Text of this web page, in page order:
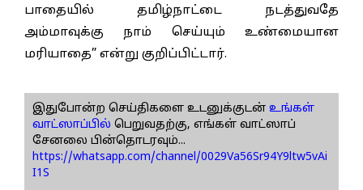
பாதையில் தமிழ்நாட்டை நடத்துவதே
அம்மாவுக்கு நாம் செய்யும் உண்மையான
மரியாதை” என்று குறிப்பிட்டார்.
இதுபோன்ற செய்திகளை உடனுக்குடன் உங்கள்
வாட்ஸாப்பில் பெறுவதற்கு, எங்கள் வாட்ஸாப்
சேனலை பின்தொடரவும்...
https://whatsapp.com/channel/0029Va56Sr94Y9ltw5vAi
I1S